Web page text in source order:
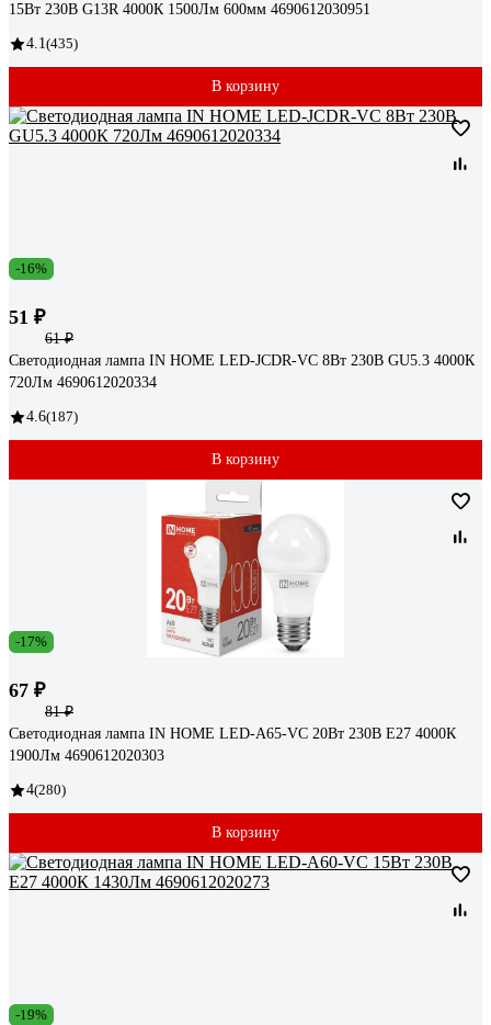
15Вт 230В G13R 4000К 1500Лм 600мм 4690612030951
4.1(435)
В корзину
-16%
51 ₽
61 ₽
Светодиодная лампа IN HOME LED-JCDR-VC 8Вт 230В GU5.3 4000К
720Лм 4690612020334
4.6(187)
В корзину
-17%
67 ₽
81 ₽
Светодиодная лампа IN HOME LED-A65-VC 20Вт 230В Е27 4000К
1900Лм 4690612020303
4(280)
В корзину
-19%